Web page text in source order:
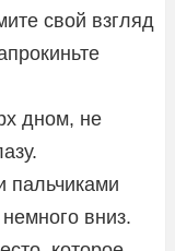
свой взгляд
дном, не
пальчиками
вниз.